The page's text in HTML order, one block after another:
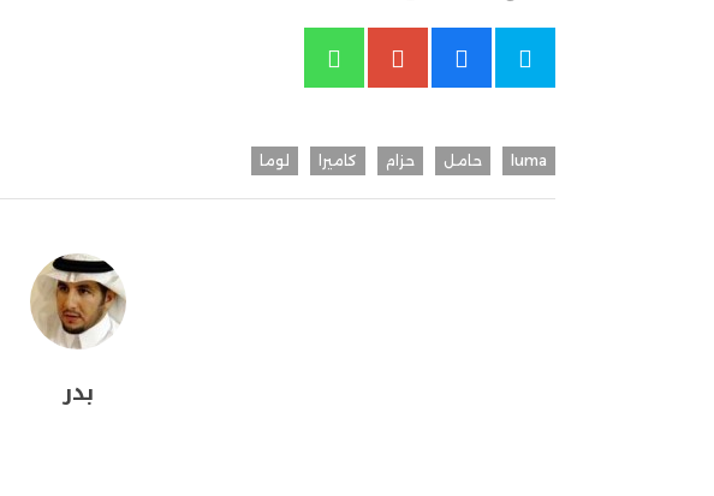
luma حامل حزام كاميرا لوما
بدر